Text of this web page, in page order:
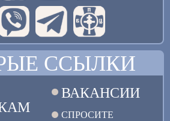
ССЫЛКИ
ВАКАНСИИ
СПРОСИТЕ